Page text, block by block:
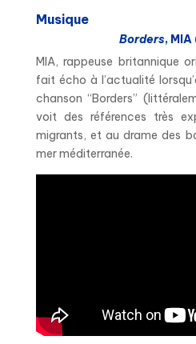
Musique
Borders,
MIA, rappeuse britannique
fait écho à l’actualité
chanson “Borders”
voit des références très
migrants, et au drame des
mer méditerranée.